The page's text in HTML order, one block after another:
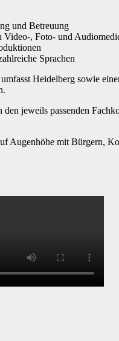
und Betreuung
Video-, Foto- und
Sprachen
Heidelberg sowie
jeweils passenden
Augenhöhe mit Bürgern,